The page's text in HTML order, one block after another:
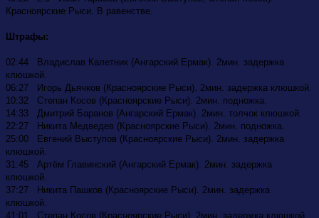
Красноярские Рыси. В равенстве.
Штрафы:
02:44 Владислав Калетник (Ангарский Ермак). 2мин. задержка
клюшкой.
06:27 Игорь Дьячков (Красноярские Рыси). 2мин. задержка клюшкой.
10:32 Степан Косов (Красноярские Рыси). 2мин. подножка.
14:33 Дмитрий Баранов (Ангарский Ермак). 2мин. толчок клюшкой.
22:27 Никита Медведев (Красноярские Рыси). 2мин. подножка.
25:00 Евгений Выступов (Красноярские Рыси). 2мин. задержка
клюшкой.
31:45 Артём Главинский (Ангарский Ермак). 2мин. задержка
клюшкой.
37:27 Никита Пашков (Красноярские Рыси). 2мин. задержка
клюшкой.
41:01 Степан Косов (Красноярские Рыси). 2мин. задержка клюшкой.